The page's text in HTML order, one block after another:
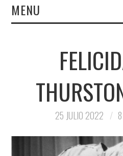
MENU
MIS VIAJES
25 JULIO 2022